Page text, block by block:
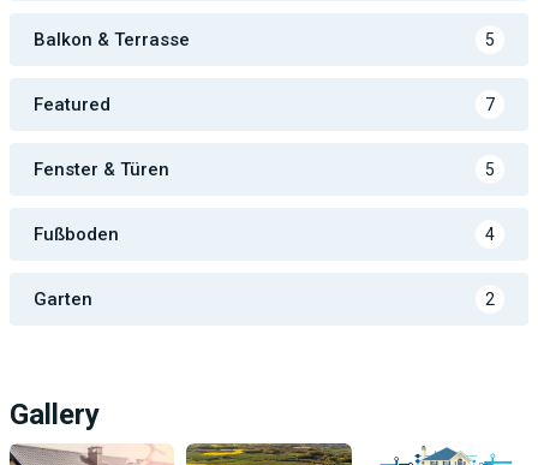
Balkon & Terrasse 5
Featured 7
Fenster & Türen 5
Fußboden 4
Garten 2
Gallery